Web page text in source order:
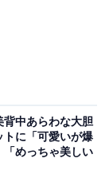
背中あらわな大胆
トに「可愛いが爆
「めっちゃ美しい